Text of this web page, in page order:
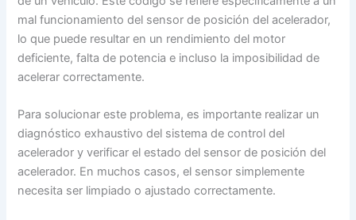
mal funcionamiento del sensor de posición del acelerador,
lo que puede resultar en un rendimiento del motor
deficiente, falta de potencia e incluso la imposibilidad de
acelerar correctamente.
Para solucionar este problema, es importante realizar un
diagnóstico exhaustivo del sistema de control del
acelerador y verificar el estado del sensor de posición del
acelerador. En muchos casos, el sensor simplemente
necesita ser limpiado o ajustado correctamente.